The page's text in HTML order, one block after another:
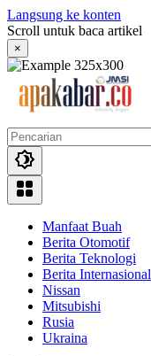
Langsung ke konten
Scroll untuk baca artikel
×
Manfaat Buah
Berita Otomotif
Berita Teknologi
Berita Internasional
Nissan
Mitsubishi
Rusia
Ukraina